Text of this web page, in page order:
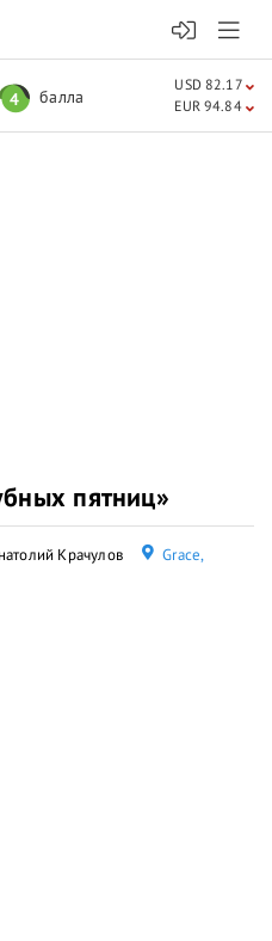
пятниц»
Крачулов
Grace,
4 балла
USD 82.17
EUR 94.84